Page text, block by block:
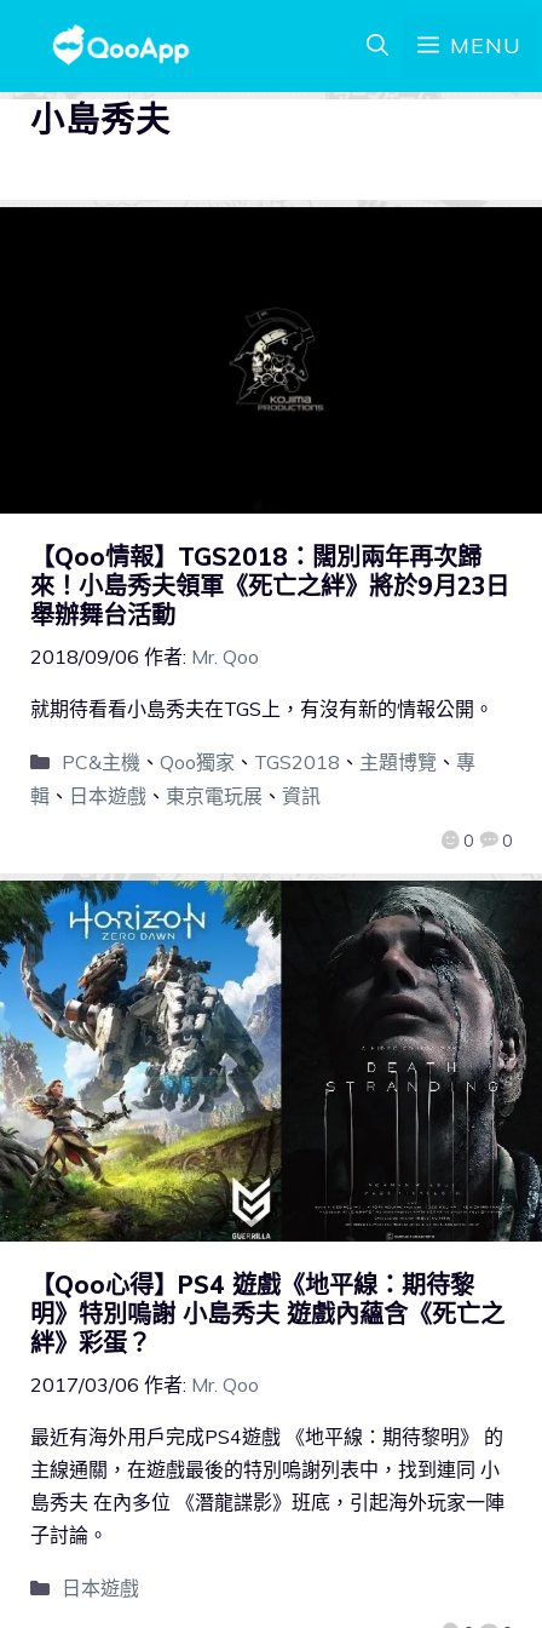
MENU
小島秀夫
【Qoo情報】TGS2018：闊別兩年再次歸
來！小島秀夫領軍《死亡之絆》將於9月23日
舉辦舞台活動
2018/09/06 作者: Mr. Qoo
0 0
就期待看看小島秀夫在TGS上，有沒有新的情報公開。
PC&主機、 Qoo獨家 、 TGS2018 、 主題博覽 、 專
輯 、 日本遊戲 、 東京電玩展 、 資訊
【Qoo心得】PS4 遊戲《地平線：期待黎
明》特別嗚謝 小島秀夫 遊戲內蘊含《死亡之
絆》彩蛋？
2017/03/06 作者: Mr. Qoo
最近有海外用戶完成PS4遊戲 《地平線：期待黎明》 的
主線通關，在遊戲最後的特別嗚謝列表中，找到連同 小
島秀夫 在內多位 《潛龍諜影》班底，引起海外玩家一陣
子討論。
日本遊戲